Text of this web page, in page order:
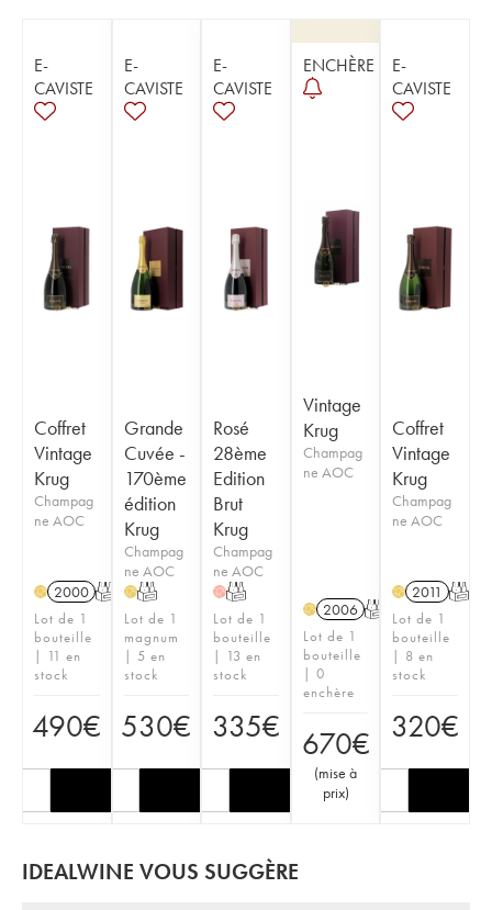
E-
CAVISTE
Coffret
Vintage
Krug
Champag
ne AOC
H 2000 T
Lot de 1
bouteille
| 11 en
stock
490€
E-
CAVISTE
Grande
Cuvée -
170ème
édition
Krug
Champag
ne AOC
HT
Lot de 1
magnum
| 5 en
stock
530€
E-
CAVISTE
Rosé
28ème
Edition
Brut
Krug
Champag
ne AOC
HT
Lot de 1
bouteille
| 13 en
stock
335€
ENCHÈRE
Vintage
Krug
Champag
ne AOC
H 2006 T
Lot de 1
bouteille
| 0
enchère
670€
(mise à
prix)
E-
CAVISTE
Coffret
Vintage
Krug
Champag
ne AOC
H 2011 T
Lot de 1
bouteille
| 8 en
stock
320€
IDEALWINE VOUS SUGGÈRE